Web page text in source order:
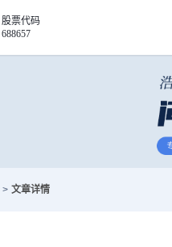
股票代码
688657
> 文章详情